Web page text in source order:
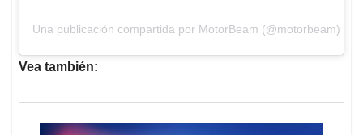
Una publicación compartida por MotorBeam (@motorbeam)
Vea también: